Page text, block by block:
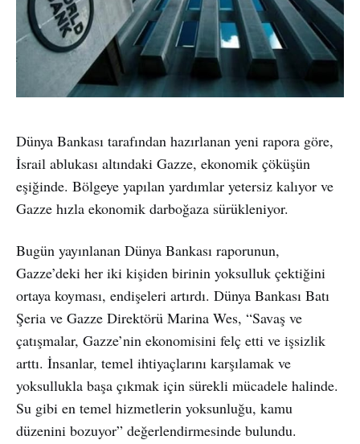
Dünya Bankası tarafından hazırlanan yeni rapora göre,
İsrail ablukası altındaki Gazze, ekonomik çöküşün
eşiğinde. Bölgeye yapılan yardımlar yetersiz kalıyor ve
Gazze hızla ekonomik darboğaza sürükleniyor.
Bugün yayınlanan Dünya Bankası raporunun,
Gazze’deki her iki kişiden birinin yoksulluk çektiğini
ortaya koyması, endişeleri artırdı. Dünya Bankası Batı
Şeria ve Gazze Direktörü Marina Wes, “Savaş ve
çatışmalar, Gazze’nin ekonomisini felç etti ve işsizlik
arttı. İnsanlar, temel ihtiyaçlarını karşılamak ve
yoksullukla başa çıkmak için sürekli mücadele halinde.
Su gibi en temel hizmetlerin yoksunluğu, kamu
düzenini bozuyor” değerlendirmesinde bulundu.